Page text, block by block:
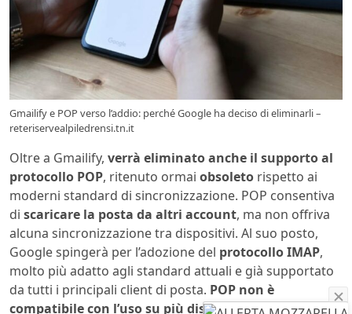
Gmailify e POP verso l’addio: perché Google ha deciso di eliminarli –
reteriservealpiledrensi.tn.it
Oltre a Gmailify, verrà eliminato anche il supporto al
protocollo POP, ritenuto ormai obsoleto rispetto ai
moderni standard di sincronizzazione. POP consentiva
di scaricare la posta da altri account, ma non offriva
alcuna sincronizzazione tra dispositivi. Al suo posto,
Google spingerà per l’adozione del protocollo IMAP,
molto più adatto agli standard attuali e già supportato
da tutti i principali client di posta. POP non è
compatibile con l’uso su più dispositivi, né consente